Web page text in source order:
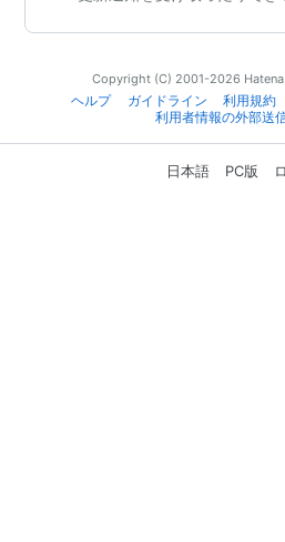
Copyright (C) 2001-2026
ヘルプ
ガイドライン 利用規約
利用者情報の外部送
日本語 PC版